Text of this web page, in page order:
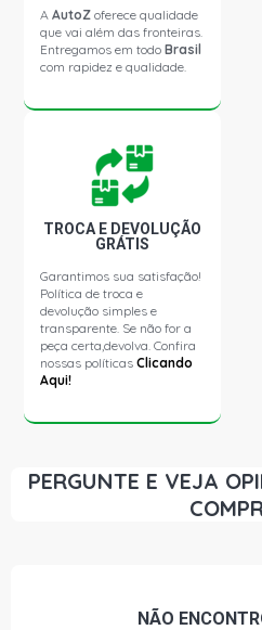
MERIVA STD MINIVAN 1.8 8V
MERIVA CD MINIVAN 1.8 8V
FLEX (2012 - 2012)
MERIVA SS MINIVAN 1.8 8V
2009)
MERIVA EXPRESS
FLEXPOWER FLEX (2009 - 2012)
AAutoZ oferece qualidade
que vai além das fronteiras.
Entregamos em todoBrasil
com rapidez e qualidade.
TROCA E DEVOLUÇÃO
GRÁTIS
Garantimos sua satisfação!
Política de troca e
devolução simples e
transparente. Se não for a
peça certa,devolva. Confira
nossas políticasClicando
Aqui!
PERGUNTE E VEJA
NÃO